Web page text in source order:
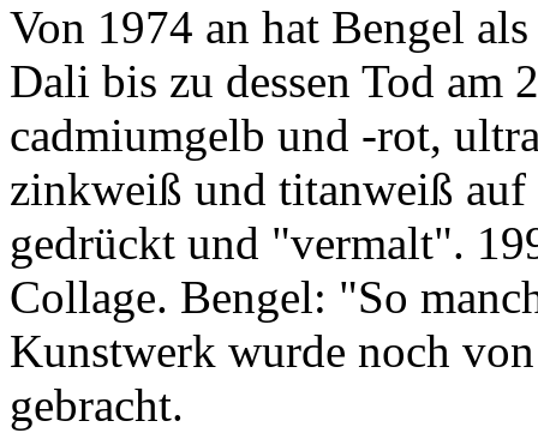
Von 1974 an hat Bengel
Dali bis zu dessen Tod am
cadmiumgelb und -rot,
zinkweiß und titanweiß
gedrückt und "vermalt".
Collage. Bengel: "So
Kunstwerk wurde noch
gebracht.